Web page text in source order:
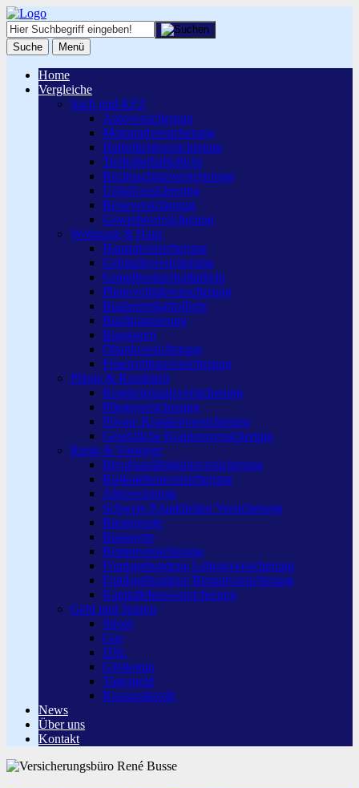
Suche Menü
Home
Vergleiche
Sach und KFZ
Autoversicherung
Motorradversicherung
Haftpflichtversicherung
Tierhalterhaftpflicht
Rechtsschutzversicherung
Unfallversicherung
Reiseversicherung
Gewerbeversicherung
Wohnung & Haus
Hausratversicherung
Gebäudeversicherung
Grundbesitzerhaftpflicht
Photovoltaikversicherung
Bauherrenhaftpflicht
Baufinanzierung
Bausparen
Öltankversicherung
Feuerrohbauversicherung
Pflege & Krankheit
Krankenzusatzversicherung
Pflegeversicherung
Private Krankenversicherung
Gesetzliche Krankenversicherung
Rente & Vorsorge
Berufs­unfähigkeitsversicherung
Risikolebensversicherung
Altersvorsorge
Schwere Krankheiten Versicherung
Riesterrente
Basisrente
Rentenversicherung
Fondsgebundene Lebensversicherung
Fondsgebundene Rentenversicherung
Kapitallebensversicherung
Geld und Sparen
Strom
Gas
DSL
Girokonto
Tagesgeld
Konsumkredit
News
Über uns
Kontakt